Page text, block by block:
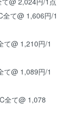
て@ 1,606円/1
@ 1,210円/1
@ 1,089円/1
全て@ 1,078